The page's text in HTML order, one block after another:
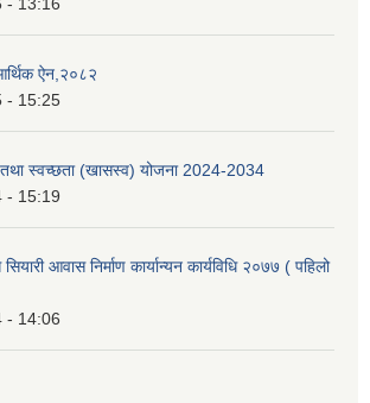
- 13:16
ऐन,२०८२
- 15:25
स्वच्छता (खासस्व) योजना 2024-2034
- 15:19
सियारी आवास निर्माण कार्यान्यन कार्यविधि २०७७ ( पहिलो
- 14:06